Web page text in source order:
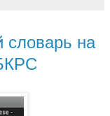
словарь на